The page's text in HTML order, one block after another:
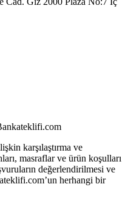
karşılaştırma ve
masraflar ve ürün koşulları
değerlendirilmesi ve
herhangi bir